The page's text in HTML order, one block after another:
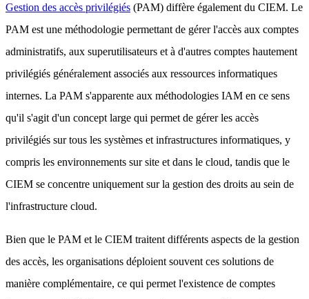
Gestion des accès privilégiés (PAM) diffère également du CIEM. Le
PAM est une méthodologie permettant de gérer l'accès aux comptes
administratifs, aux superutilisateurs et à d'autres comptes hautement
privilégiés généralement associés aux ressources informatiques
internes. La PAM s'apparente aux méthodologies IAM en ce sens
qu'il s'agit d'un concept large qui permet de gérer les accès
privilégiés sur tous les systèmes et infrastructures informatiques, y
compris les environnements sur site et dans le cloud, tandis que le
CIEM se concentre uniquement sur la gestion des droits au sein de
l'infrastructure cloud.
Bien que le PAM et le CIEM traitent différents aspects de la gestion
des accès, les organisations déploient souvent ces solutions de
manière complémentaire, ce qui permet l'existence de comptes